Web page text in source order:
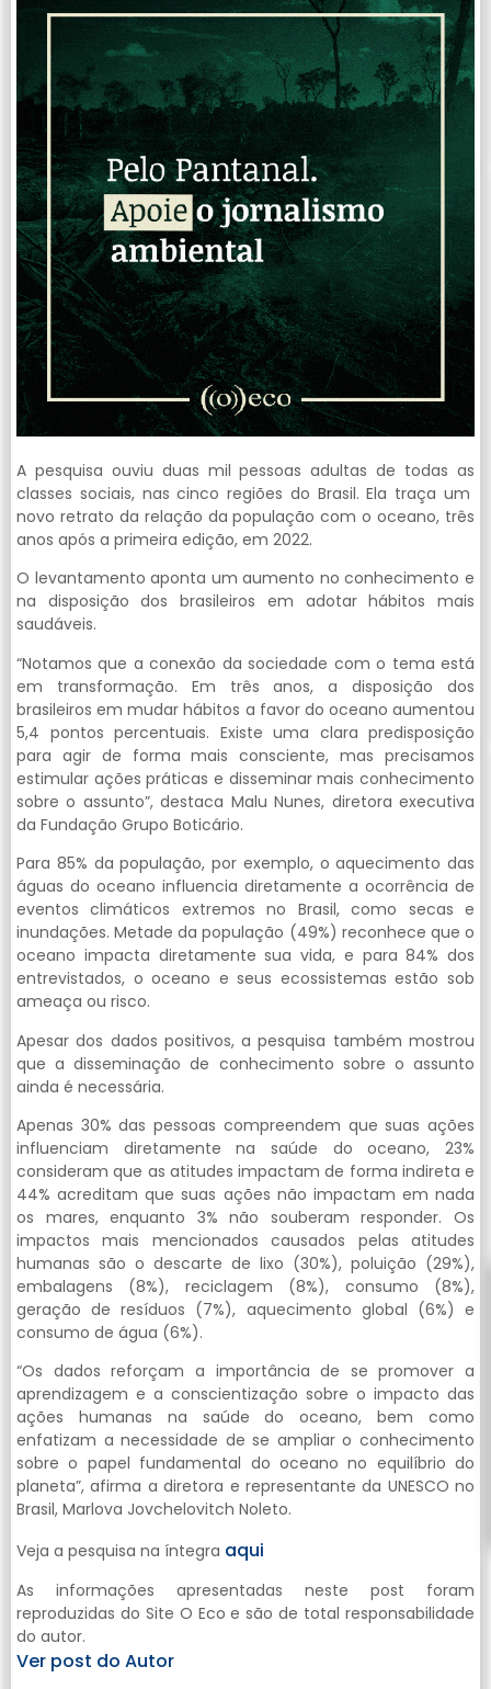
A pesquisa ouviu duas mil pessoas adultas de todas as
classes sociais, nas cinco regiões do Brasil. Ela traça um
novo retrato da relação da população com o oceano, três
anos após a primeira edição, em 2022.
O levantamento aponta um aumento no conhecimento e
na disposição dos brasileiros em adotar hábitos mais
saudáveis.
“Notamos que a conexão da sociedade com o tema está
em transformação. Em três anos, a disposição dos
brasileiros em mudar hábitos a favor do oceano aumentou
5,4 pontos percentuais. Existe uma clara predisposição
para agir de forma mais consciente, mas precisamos
estimular ações práticas e disseminar mais conhecimento
sobre o assunto”, destaca Malu Nunes, diretora executiva
da Fundação Grupo Boticário.
Para 85% da população, por exemplo, o aquecimento das
águas do oceano influencia diretamente a ocorrência de
eventos climáticos extremos no Brasil, como secas e
inundações. Metade da população (49%) reconhece que o
oceano impacta diretamente sua vida, e para 84% dos
entrevistados, o oceano e seus ecossistemas estão sob
ameaça ou risco.
Apesar dos dados positivos, a pesquisa também mostrou
que a disseminação de conhecimento sobre o assunto
ainda é necessária.
Apenas 30% das pessoas compreendem que suas ações
influenciam diretamente na saúde do oceano, 23%
consideram que as atitudes impactam de forma indireta e
44% acreditam que suas ações não impactam em nada
os mares, enquanto 3% não souberam responder. Os
impactos mais mencionados causados pelas atitudes
humanas são o descarte de lixo (30%), poluição (29%),
embalagens (8%), reciclagem (8%), consumo (8%),
geração de resíduos (7%), aquecimento global (6%) e
consumo de água (6%).
“Os dados reforçam a importância de se promover a
aprendizagem e a conscientização sobre o impacto das
ações humanas na saúde do oceano, bem como
enfatizam a necessidade de se ampliar o conhecimento
sobre o papel fundamental do oceano no equilíbrio do
planeta”, afirma a diretora e representante da UNESCO no
Brasil, Marlova Jovchelovitch Noleto.
Veja a pesquisa na íntegra aqui
As informações apresentadas neste post foram
reproduzidas do Site O Eco e são de total responsabilidade
do autor.
Ver post do Autor